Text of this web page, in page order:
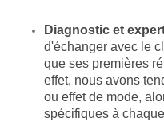
Diagnostic et
d'échanger avec le
que ses premières
effet, nous avons
ou effet de mode,
spécifiques à